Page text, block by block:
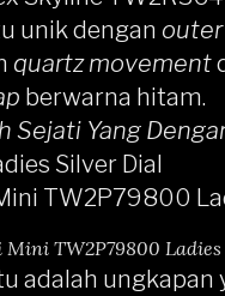
unik dengan outer
quartz movement
berwarna hitam.
Sejati Yang
Silver Dial
TW2P79800
adalah